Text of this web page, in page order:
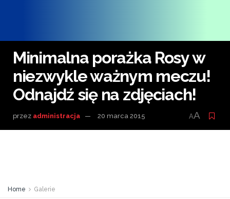
Minimalna porażka Rosy w
niezwykle ważnym meczu!
Odnajdź się na zdjęciach!
przez administracja 20 marca 2015 AA
Home Galerie